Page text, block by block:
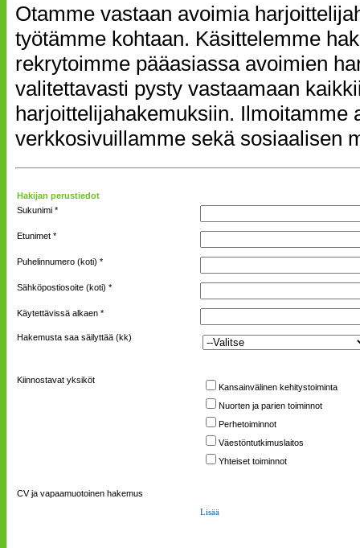
Otamme vastaan avoimia
työtämme kohtaan. Käsittelemme
rekrytoimme pääasiassa avoimien
valitettavasti pysty vastaamaan
harjoittelijahakemuksiin.
verkkosivuillamme sekä sosiaalisen
Hakijan perustiedot
Sukunimi *
Etunimet *
Puhelinnumero (koti) *
Sähköpostiosoite (koti) *
Käytettävissä alkaen *
Hakemusta saa säilyttää (kk)
Kiinnostavat yksiköt
Kansainvälinen kehitystoiminta
Nuorten ja parien toiminnot
Perhetoiminnot
Väestöntutkimuslaitos
Yhteiset toiminnot
CV ja vapaamuotoinen hakemus
Lisää